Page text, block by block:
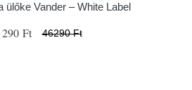
ülőke Vander – White Label
Ft 46290 Ft